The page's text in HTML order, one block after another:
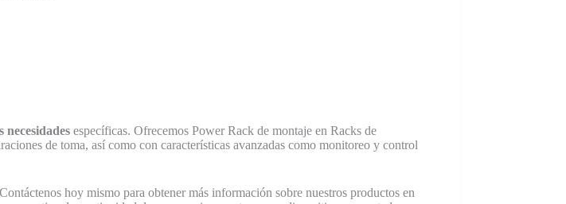
necesidades específicas. Ofrecemos Power Rack de montaje en Racks de
de toma, así como con características avanzadas como monitoreo y control
hoy mismo para obtener más información sobre nuestros productos en